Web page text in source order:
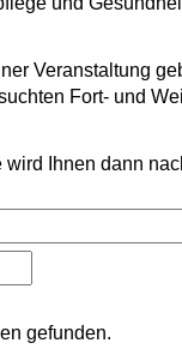
Veranstaltung
Fort- und
wird Ihnen dann
gefunden.